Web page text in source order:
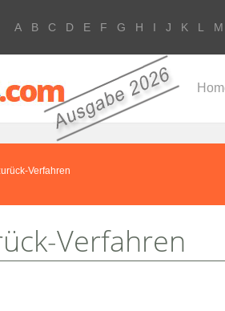
A B C D E F G H I J K L M
Verfahren
Verfahren